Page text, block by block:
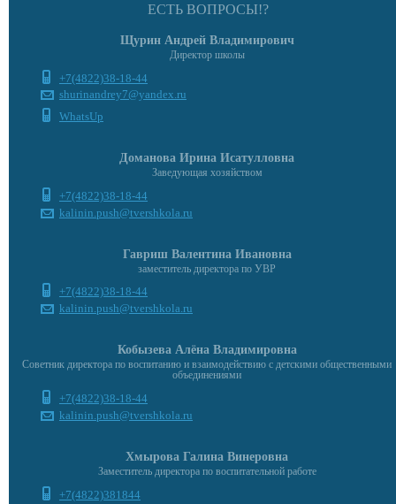
ЕСТЬ ВОПРОСЫ!?
Щурин Андрей Владимирович
Директор школы
+7(4822)38-18-44
shurinandrey7@yandex.ru
WhatsUp
Доманова Ирина Исатулловна
Заведующая хозяйством
+7(4822)38-18-44
kalinin.push@tvershkola.ru
Гавриш Валентина Ивановна
заместитель директора по УВР
+7(4822)38-18-44
kalinin.push@tvershkola.ru
Кобызева Алёна Владимировна
Советник директора по воспитанию и взаимодействию с детскими общественными
объединениями
+7(4822)38-18-44
kalinin.push@tvershkola.ru
Хмырова Галина Винеровна
Заместитель директора по воспитательной работе
+7(4822)381844